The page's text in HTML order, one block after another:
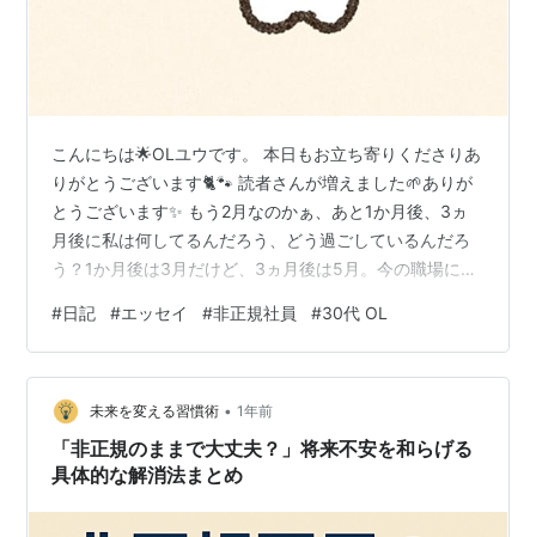
こんにちは🌟OLユウです。 本日もお立ち寄りくださりあ
りがとうございます🐈🐾 読者さんが増えました🌱ありが
とうございます✨ もう2月なのかぁ、あと1か月後、3ヵ
月後に私は何してるんだろう、どう過ごしているんだろ
う？1か月後は3月だけど、3ヵ月後は5月。今の職場にい
のアンケート✐ 今の会社は契約更新する前にアンケート
が届く。というのは、自己評価と更新希望の有無を回答
するもので1月～2月頃に提出してる。そういえば前に勤
めていた会社のときには、契約更新の有無を回答するだ
けのシンプルなものだった。それも期日に提出忘れても
更新されてたって人もいたから…
#日記 #エッセイ #非正規社員 #30代 OL
未来を変える習慣術 • 1年前
「非正規のままで大丈夫？」将来不安を和らげる
具体的な解消法まとめ